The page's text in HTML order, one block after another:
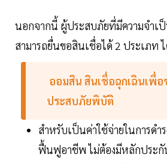
นอกจากนี้ ผู้ประสบภัยที่มีความจำเ
สามารถยื่นขอสินเชื่อได้ 2 ประเภท
ออมสิน สินเชื่อฉุกเฉินเพื่อ
ประสบภัยพิบัติ
สำหรับเป็นค่าใช้จ่ายในการดำ
ฟื้นฟูอาชีพ ไม่ต้องมีหลักประกั